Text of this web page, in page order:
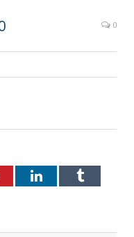
0
LinkedInTumblr